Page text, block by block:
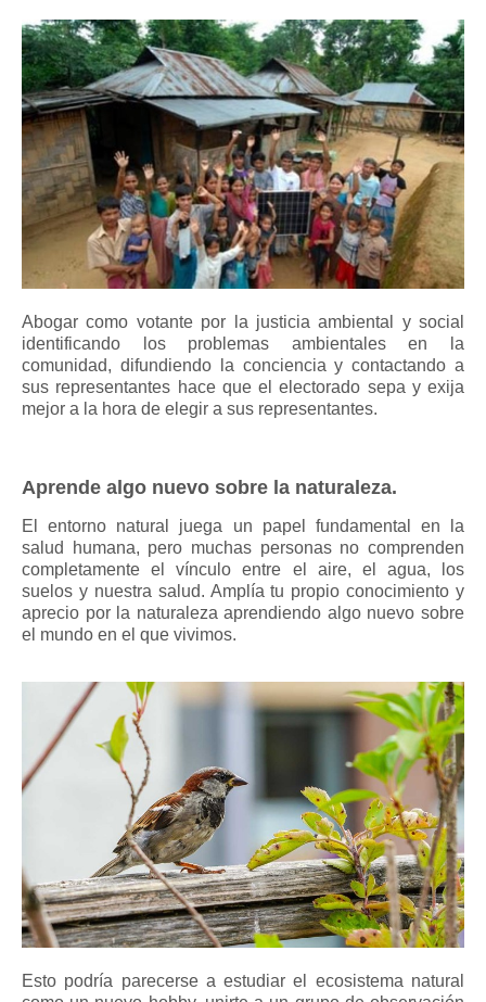
Abogar como votante por la justicia ambiental y social
identificando los problemas ambientales en la
comunidad, difundiendo la conciencia y contactando a
sus representantes hace que el electorado sepa y exija
mejor a la hora de elegir a sus representantes.
Aprende algo nuevo sobre la naturaleza.
El entorno natural juega un papel fundamental en la
salud humana, pero muchas personas no comprenden
completamente el vínculo entre el aire, el agua, los
suelos y nuestra salud. Amplía tu propio conocimiento y
aprecio por la naturaleza aprendiendo algo nuevo sobre
el mundo en el que vivimos.
Esto podría parecerse a estudiar el ecosistema natural